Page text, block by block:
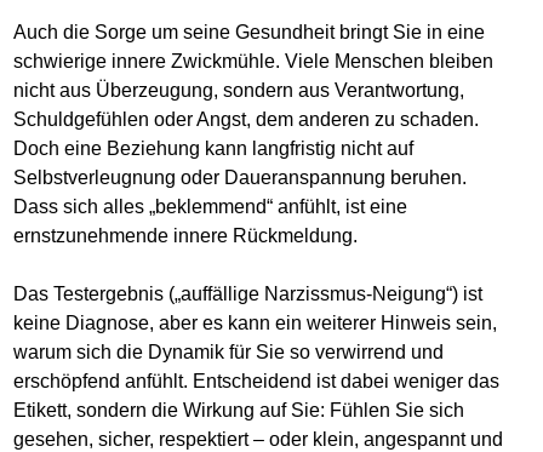
Auch die Sorge um seine Gesundheit bringt Sie in eine
schwierige innere Zwickmühle. Viele Menschen bleiben
nicht aus Überzeugung, sondern aus Verantwortung,
Schuldgefühlen oder Angst, dem anderen zu schaden.
Doch eine Beziehung kann langfristig nicht auf
Selbstverleugnung oder Daueranspannung beruhen.
Dass sich alles „beklemmend“ anfühlt, ist eine
ernstzunehmende innere Rückmeldung.
Das Testergebnis („auffällige Narzissmus-Neigung“) ist
keine Diagnose, aber es kann ein weiterer Hinweis sein,
warum sich die Dynamik für Sie so verwirrend und
erschöpfend anfühlt. Entscheidend ist dabei weniger das
Etikett, sondern die Wirkung auf Sie: Fühlen Sie sich
gesehen, sicher, respektiert – oder klein, angespannt und